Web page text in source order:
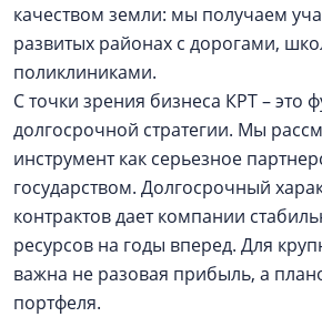
качеством земли: мы получаем
развитых районах с дорогами,
поликлиниками.
С точки зрения бизнеса КРТ – это
долгосрочной стратегии. Мы
инструмент как серьезное
государством. Долгосрочный
контрактов дает компании
ресурсов на годы вперед. Для
важна не разовая прибыль, а
портфеля.